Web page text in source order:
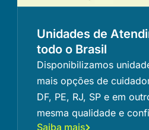
Unidades de
todo o Brasil
Disponibilizamos
mais opções de
DF, PE, RJ, SP e em
mesma qualidade e
Saiba mais